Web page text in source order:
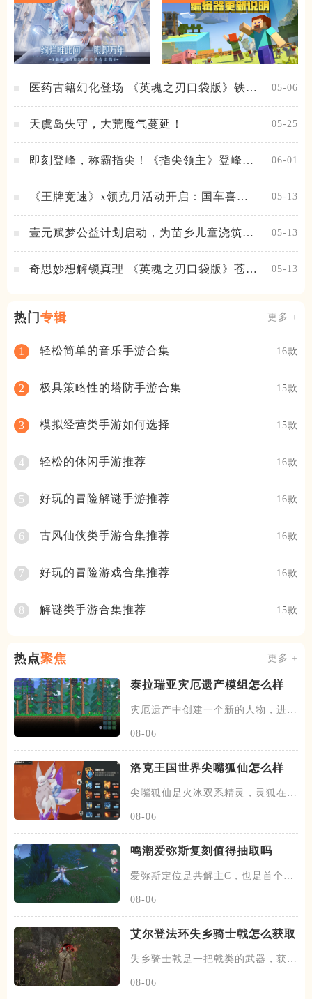
医药古籍幻化登场 《英魂之刃口袋版》铁扇
05-06
天虞岛失守，大荒魔气蔓延！ 05-25
即刻登峰，称霸指尖！《指尖领主》登峰测
06-01
《王牌竞速》x领克月活动开启：国车喜迎
05-13
壹元赋梦公益计划启动，为苗乡儿童浇筑梦
05-13
奇思妙想解锁真理 《英魂之刃口袋版》苍天
05-13
热门专辑 更多 +
1 轻松简单的音乐手游合集 16款
2 极具策略性的塔防手游合集 15款
3 模拟经营类手游如何选择 15款
4 轻松的休闲手游推荐 16款
5 好玩的冒险解谜手游推荐 16款
6 古风仙侠类手游合集推荐 16款
7 好玩的冒险游戏合集推荐 16款
8 解谜类手游合集推荐 15款
热点聚焦 更多 +
泰拉瑞亚灾厄遗产模组怎么样
灾厄遗产中创建一个新的人物，进入
08-06
洛克王国世界尖嘴狐仙怎么样
尖嘴狐仙是火冰双系精灵，灵狐在三
08-06
鸣潮爱弥斯复刻值得抽取吗
爱弥斯定位是共解主C，也是首个双
08-06
艾尔登法环失乡骑士戟怎么获取
失乡骑士戟是一把戟类的武器，获取
08-06